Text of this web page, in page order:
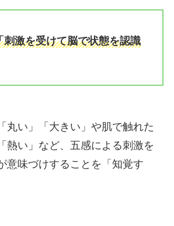
刺激を受けて脳で状態を認識
丸い」「大きい」や肌で触れた
熱い」など、五感による刺激を
意味づけすることを「知覚す